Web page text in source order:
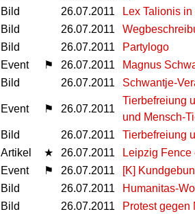
Bild 26.07.2011
Lex Talionis
Bild 26.07.2011
Bild 26.07.2011
Partylogo
Event ⚑ 26.07.2011
Magnus
Bild 26.07.2011 Schwantje-
Event ⚑ 26.07.2011
Tierbefreiung
und Mensch-
Bild 26.07.2011
Tierbefreiung
Artikel ★ 26.07.2011
Leipzig
Event ⚑ 26.07.2011
[K]
Bild 26.07.2011
Humanitas-
Bild 26.07.2011
Protest gegen